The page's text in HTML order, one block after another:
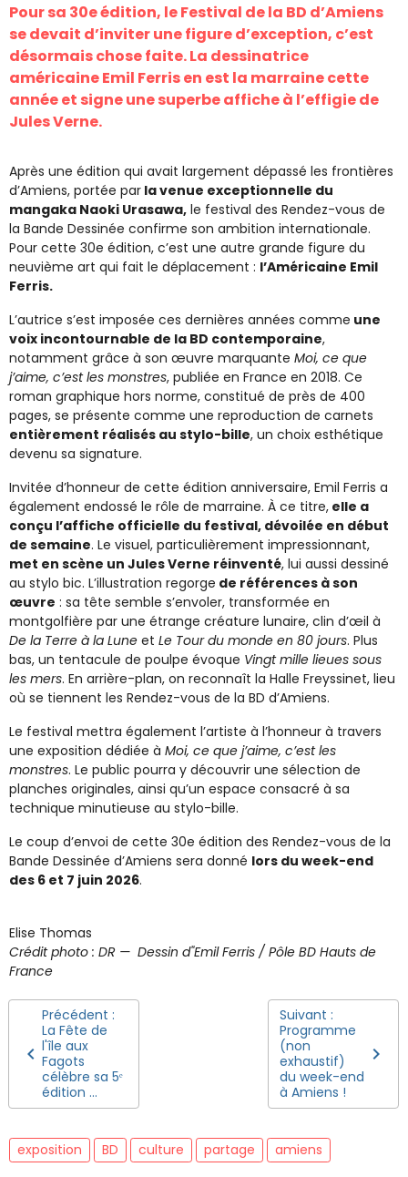
Pour sa 30e édition, leFestival de la BD d’Amiens
se devait d’inviter une figure d’exception, c’est
désormais chose faite. La dessinatrice
américaine Emil Ferris en est la marraine cette
année et signe une superbe affiche à l’effigie de
Jules Verne.
Après une édition qui avait largement dépassé les frontières
d’Amiens, portée par la venue exceptionnelle du
mangaka Naoki Urasawa, le festival des Rendez-vous de
la Bande Dessinée confirme son ambition internationale.
Pour cette 30e édition, c’est une autre grande figure du
neuvième art qui fait le déplacement : l’Américaine Emil
Ferris.
L’autrice s’est imposée ces dernières années comme une
voix incontournable de la BD contemporaine,
notamment grâce à son œuvre marquante Moi, ce que
j’aime, c’est les monstres, publiée en France en 2018. Ce
roman graphique hors norme, constitué de près de 400
pages, se présente comme une reproduction de carnets
entièrement réalisés au stylo-bille, un choix esthétique
devenu sa signature.
Invitée d’honneur de cette édition anniversaire, Emil Ferris a
également endossé le rôle de marraine. À ce titre, elle a
conçu l’affiche officielle du festival, dévoilée en début
de semaine. Le visuel, particulièrement impressionnant,
met en scène un Jules Verne réinventé, lui aussi dessiné
au stylo bic. L’illustration regorge de références à son
œuvre : sa tête semble s’envoler, transformée en
montgolfière par une étrange créature lunaire, clin d’œil à
De la Terre à la Lune et Le Tour du monde en 80 jours. Plus
bas, un tentacule de poulpe évoque Vingt mille lieues sous
les mers. En arrière-plan, on reconnaît la Halle Freyssinet, lieu
où se tiennent les Rendez-vous de la BD d’Amiens.
Le festival mettra également l’artiste à l’honneur à travers
une exposition dédiée à Moi, ce que j’aime, c’est les
monstres. Le public pourra y découvrir une sélection de
planches originales, ainsi qu’un espace consacré à sa
technique minutieuse au stylo-bille.
Le coup d’envoi de cette 30e édition des Rendez-vous de la
Bande Dessinée d’Amiens sera donné lors du week-end
des 6 et 7 juin 2026.
Elise Thomas
Crédit photo : DR — Dessin d"Emil Ferris / Pôle BD Hauts de
France
Précédent :
La Fête de
l'île aux
Fagots
célèbre sa 5ᵉ
édition ...
Suivant :
Programme
(non
exhaustif)
du week-end
à Amiens !
exposition BD culture partage amiens